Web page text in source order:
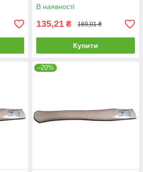
В наявності
135,21 ₴ 169,01 ₴
Купити
–20%